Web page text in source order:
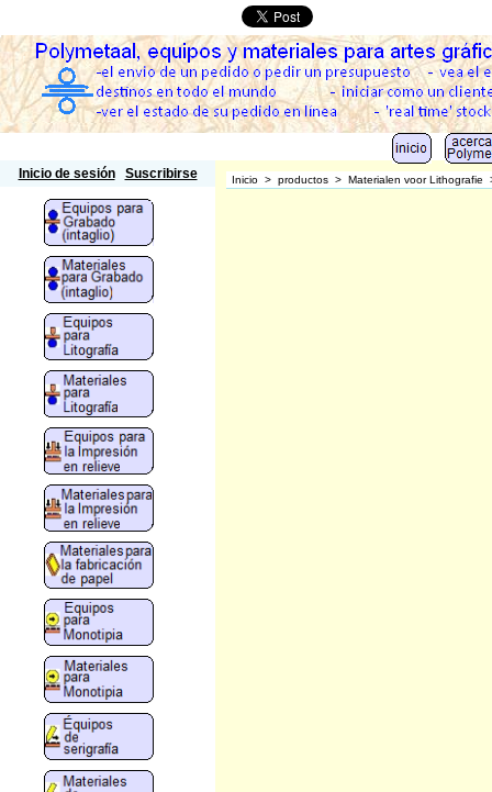
Inicio de sesión Suscribirse Inicio > productos > Materialen voor Lithografie